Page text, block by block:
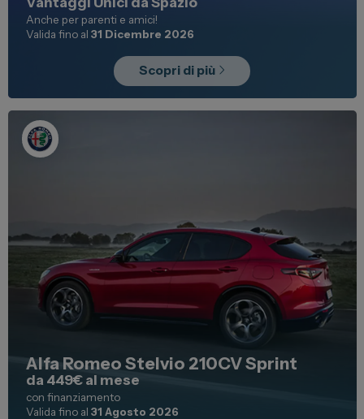
Anche per parenti e amici!
Valida fino al31 Dicembre 2026
Scopri di più
Alfa Romeo Stelvio 210CV Sprint
da 449€ al mese
con finanziamento
Valida fino al31 Agosto 2026